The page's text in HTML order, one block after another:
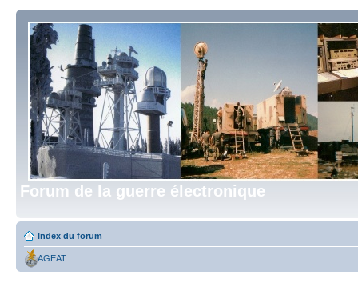
Forum de la guerre électronique
Index du forum
AGEAT